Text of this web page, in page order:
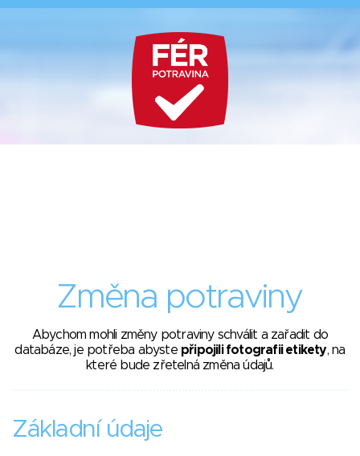
Změna potraviny
Abychom mohli změny potraviny schválit a zařadit do
databáze, je potřeba abyste připojili fotografii etikety, na
které bude zřetelná změna údajů.
Základní údaje